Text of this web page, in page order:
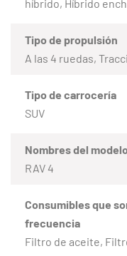
híbrido, Híbrido
Tipo de propulsión
A las 4 ruedas,
Tipo de carrocería
SUV
Nombres del
RAV 4
Consumibles que
frecuencia
Filtro de aceite,